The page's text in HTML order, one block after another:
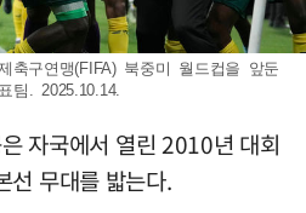
축구연맹(FIFA) 북중미 월드컵을 앞둔
팀. 2025.10.14.
자국에서 열린 2010년 대회
선 무대를 밟는다.